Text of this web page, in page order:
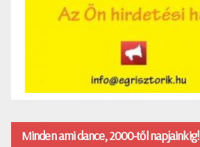
Minden ami dance, 2000-től napjainkig!